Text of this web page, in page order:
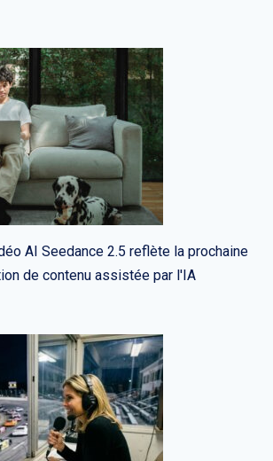
AI Seedance 2.5 reflète la prochaine
de contenu assistée par l'IA